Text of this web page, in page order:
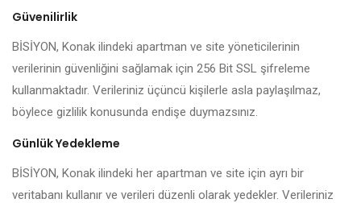
Güvenilirlik
BİSİYON, Konak ilindeki apartman ve site yöneticilerinin
verilerinin güvenliğini sağlamak için 256 Bit SSL şifreleme
kullanmaktadır. Verileriniz üçüncü kişilerle asla paylaşılmaz,
böylece gizlilik konusunda endişe duymazsınız.
Günlük Yedekleme
BİSİYON, Konak ilindeki her apartman ve site için ayrı bir
veritabanı kullanır ve verileri düzenli olarak yedekler. Verileriniz